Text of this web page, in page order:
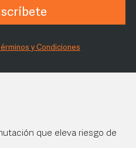
y Condiciones
que eleva riesgo de